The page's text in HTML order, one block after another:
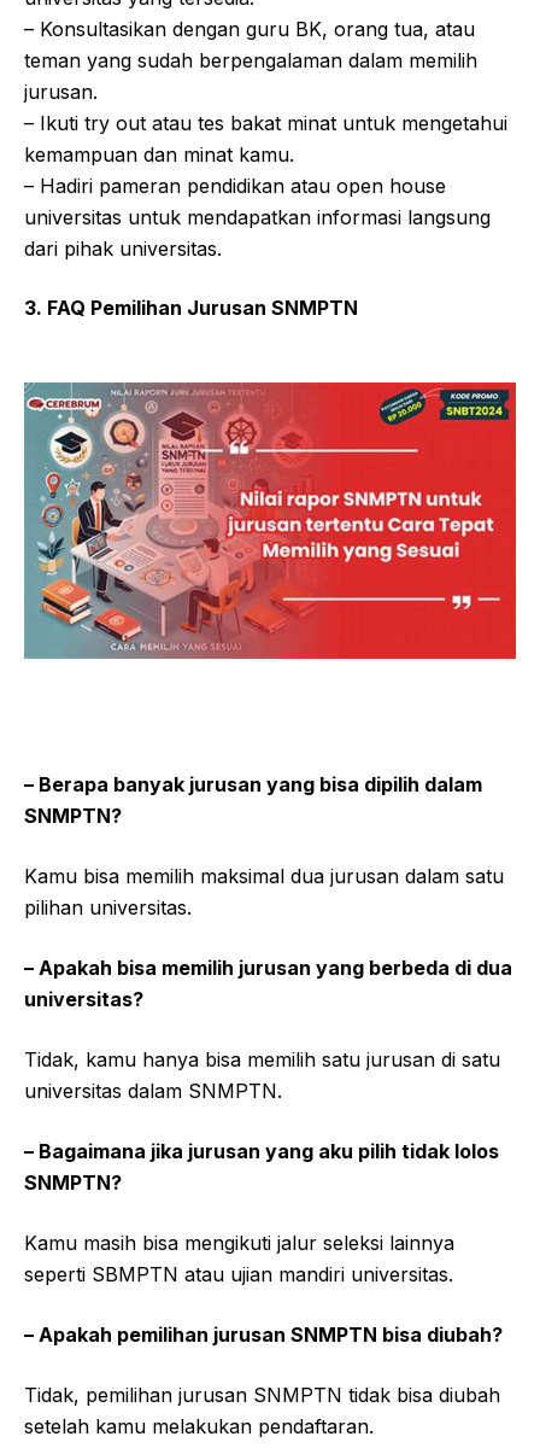
– Konsultasikan dengan guru BK, orang tua, atau
teman yang sudah berpengalaman dalam memilih
jurusan.
– Ikuti try out atau tes bakat minat untuk mengetahui
kemampuan dan minat kamu.
– Hadiri pameran pendidikan atau open house
universitas untuk mendapatkan informasi langsung
dari pihak universitas.
3. FAQ Pemilihan Jurusan SNMPTN
– Berapa banyak jurusan yang bisa dipilih dalam
SNMPTN?
Kamu bisa memilih maksimal dua jurusan dalam satu
pilihan universitas.
– Apakah bisa memilih jurusan yang berbeda di dua
universitas?
Tidak, kamu hanya bisa memilih satu jurusan di satu
universitas dalam SNMPTN.
– Bagaimana jika jurusan yang aku pilih tidak lolos
SNMPTN?
Kamu masih bisa mengikuti jalur seleksi lainnya
seperti SBMPTN atau ujian mandiri universitas.
– Apakah pemilihan jurusan SNMPTN bisa diubah?
Tidak, pemilihan jurusan SNMPTN tidak bisa diubah
setelah kamu melakukan pendaftaran.